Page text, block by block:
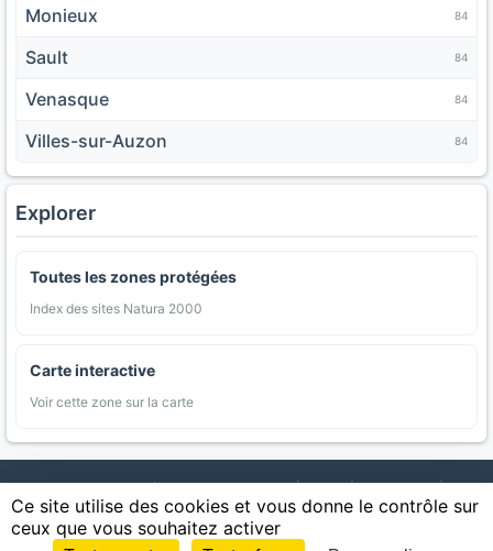
Monieux 84
Sault 84
Venasque 84
Villes-sur-Auzon 84
Explorer
Toutes les zones protégées
Index des sites Natura 2000
Carte interactive
Voir cette zone sur la carte
AgriMap — Données agricoles ouvertes | Carte | Communes |
Appellations | Regions | Cultures | Zones protégées | Forets |
Littoral | Espaces naturels | Statistiques
Ce site utilise des cookies et vous donne le contrôle sur
ceux que vous souhaitez activer